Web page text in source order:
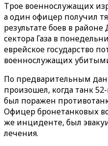
Трое военнослужащих
а один офицер получил
результате боев в
сектора Газа в
еврейское государство
военнослужащих
По предварительным
произошел, когда танк
был поражен
Офицер бронетанковых
же инциденте, был
лечения.